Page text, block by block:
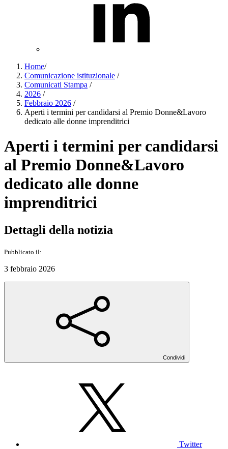
Home/
Comunicazione istituzionale /
Comunicati Stampa /
2026 /
Febbraio 2026 /
Aperti i termini per candidarsi al Premio Donne&Lavoro
dedicato alle donne imprenditrici
Aperti i termini per candidarsi
al Premio Donne&Lavoro
dedicato alle donne
imprenditrici
Dettagli della notizia
Pubblicato il:
3 febbraio 2026
Condividi
Twitter